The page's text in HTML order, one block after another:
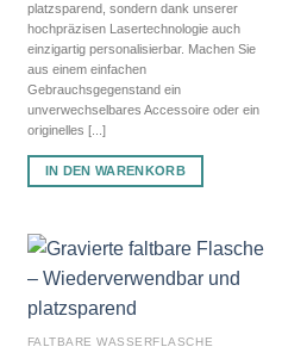
platzsparend, sondern dank unserer
hochpräzisen Lasertechnologie auch
einzigartig personalisierbar. Machen Sie
aus einem einfachen
Gebrauchsgegenstand ein
unverwechselbares Accessoire oder ein
originelles [...]
IN DEN WARENKORB
FALTBARE WASSERFLASCHE